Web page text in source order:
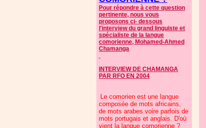
Pour répondre à cette question
pertinente, nous vous
proposons ci- dessous
l'interview du grand linguiste et
spécialiste de la langue
comorienne, Mohamed-Ahmed
Chamanga
INTERVIEW DE CHAMANGA
PAR RFO EN 2004
Le comorien est une langue
composée de mots africains,
de mots arabes voire parfois de
mots portugais et anglais. D'où
vient la langue comorienne ?